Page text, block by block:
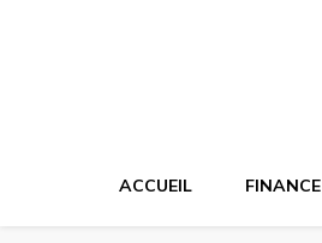
ACCUEIL FINANCE